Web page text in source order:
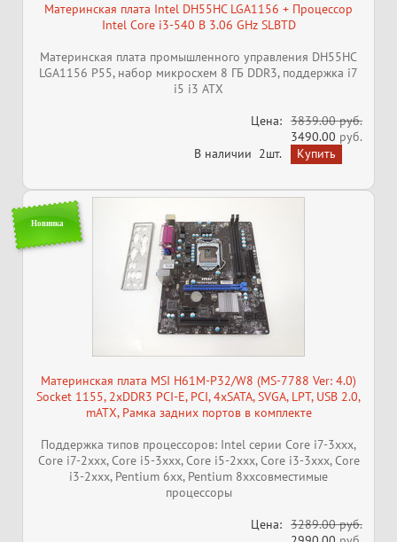
Материнская плата Intel DH55HC LGA1156 + Процессор
Intel Core i3-540 B 3.06 GHz SLBTD
Материнская плата промышленного управления DH55HC
LGA1156 P55, набор микросхем 8 ГБ DDR3, поддержка i7
i5 i3 ATX
Цена: 3839.00 руб.
3490.00 руб.
В наличии 2шт.
Новинка
Материнская плата MSI H61M-P32/W8 (MS-7788 Ver: 4.0)
Socket 1155, 2xDDR3 PCI-E, PCI, 4xSATA, SVGA, LPT, USB 2.0,
mATX, Рамка задних портов в комплекте
Поддержка типов процессоров: Intel серии Core i7-3xxx,
Core i7-2xxx, Core i5-3xxx, Core i5-2xxx, Core i3-3xxx, Core
i3-2xxx, Pentium 6xx, Pentium 8xxсовместимые
процессоры
Цена: 3289.00 руб.